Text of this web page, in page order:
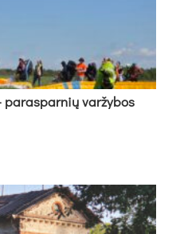
pa­ras­par­nių var­žy­bos